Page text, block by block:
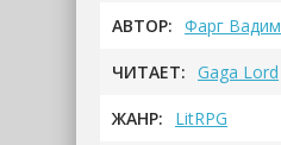
АВТОР: Фарг Вадим
ЧИТАЕТ: Gaga Lord
ЖАНР: LitRPG